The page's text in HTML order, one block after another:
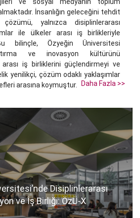
İnsanlığın geleceğini tehdit
yalnızca disiplinlerarası
ile ülkeler arası iş birlikleriyle
bilinçle, Özyeğin Üniversitesi
ve inovasyon kültürünü
iş birliklerini güçlendirmeyi ve
yenilikçi, çözüm odaklı yaklaşımlar
arasına koymuştur.
Daha Fazla >>
Disiplinlerarası
ve İş Birliği: ÖzÜ-X